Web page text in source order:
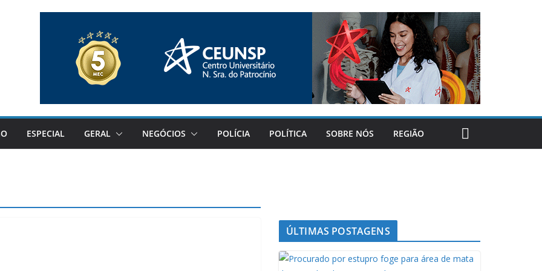
ESPECIAL GERAL NEGÓCIOS POLÍCIA POLÍTICA SOBRE NÓS REGIÃO
ÚLTIMAS POSTAGENS